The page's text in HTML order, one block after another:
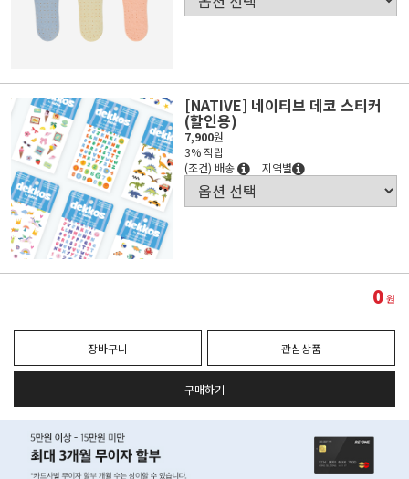
[NATIVE] 네이티브 데코 스티커
(할인용)
7,900원
3% 적립
(조건) 배송
지역별
0원
장바구니 관심상품
구매하기